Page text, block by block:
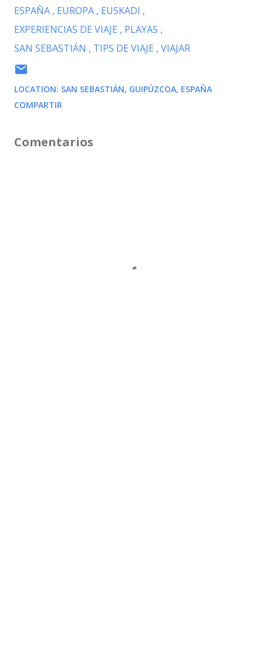
ESPAÑA EUROPA EUSKADI
EXPERIENCIAS DE VIAJE
PLAYAS
SAN SEBASTIÁN
TIPS DE VIAJE VIAJAR
LOCATION: SAN SEBASTIÁN, GUIPÚZCOA, ESPAÑA
COMPARTIR
Comentarios